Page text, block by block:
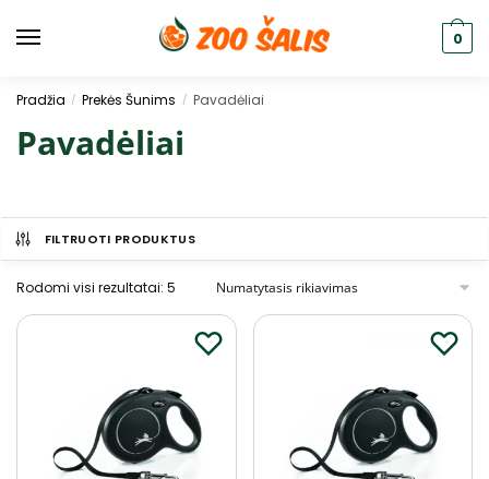
0
Pradžia / Prekės Šunims / Pavadėliai
Pavadėliai
FILTRUOTI PRODUKTUS
Rodomi visi rezultatai: 5